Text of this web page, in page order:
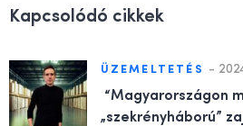
Kapcsolódó cikkek
ÜZEMELTETÉS -
“Magyarországon
„szekrényháború”